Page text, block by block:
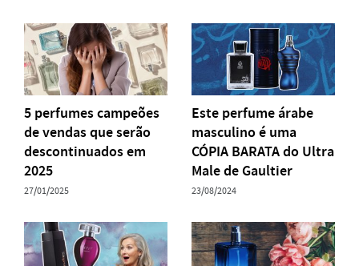
5 perfumes campeões
de vendas que serão
descontinuados em
2025
27/01/2025
Este perfume árabe
masculino é uma
CÓPIA BARATA do Ultra
Male de Gaultier
23/08/2024